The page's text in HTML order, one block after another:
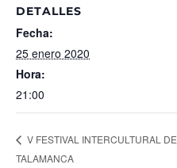
DETALLES
Fecha:
25 enero 2020
Hora:
21:00
V FESTIVAL INTERCULTURAL DE
TALAMANCA